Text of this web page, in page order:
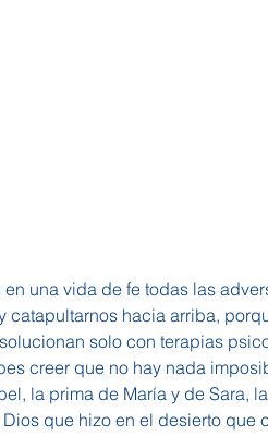
una vida de fe todas las
catapultarnos hacia arriba,
solo con terapias
creer que no hay nada
la prima de María y de Sara,
que hizo en el desierto que